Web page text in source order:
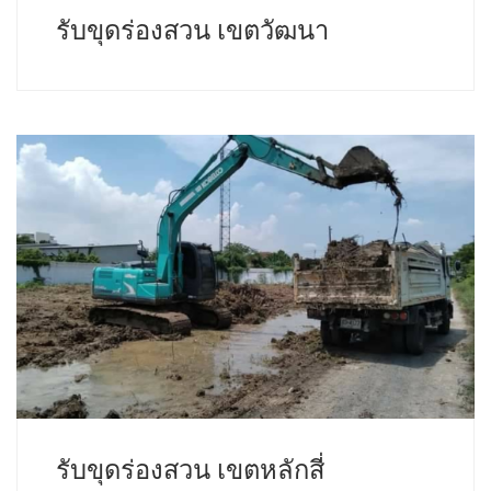
รับขุดร่องสวน เขตวัฒนา
รับขุดร่องสวน เขตหลักสี่